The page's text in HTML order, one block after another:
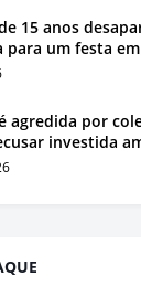
15 anos
para um festa
agredida por
investida